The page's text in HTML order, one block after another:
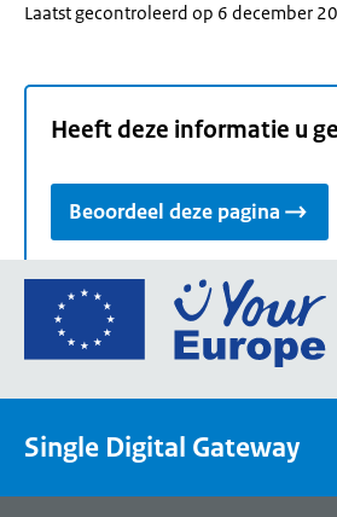
Laatst gecontroleerd op 6 december
Heeft deze informatie u
Beoordeel deze pagina
Ga
de
Single Digital Gateway